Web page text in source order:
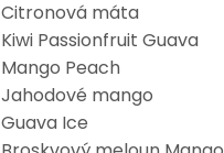
Citronová máta
Kiwi Passionfruit Guava
Mango Peach
Jahodové mango
Guava Ice